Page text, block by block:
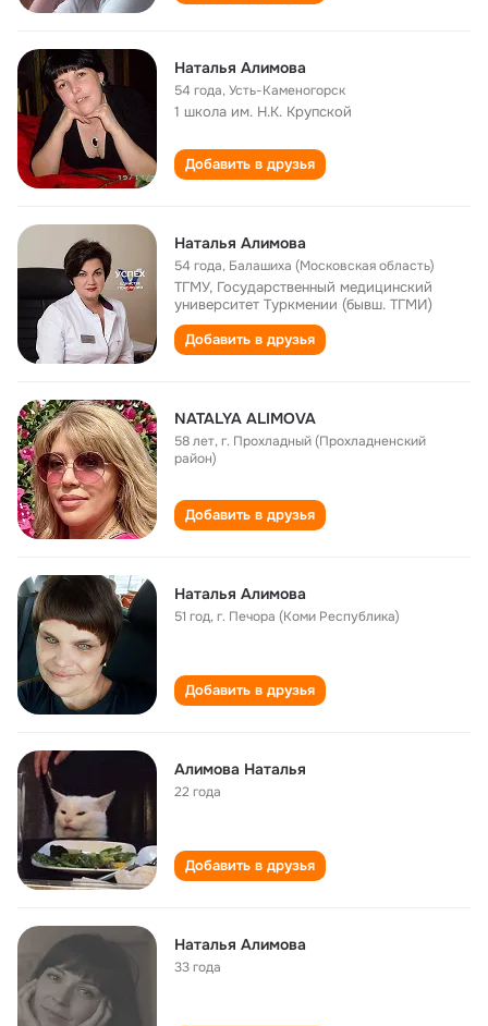
Наталья Алимова
54 года,Усть-Каменогорск
1 школа им. Н.К. Крупской
Добавить в друзья
Наталья Алимова
54 года, Балашиха (Московская область)
ТГМУ, Государственный медицинский
университет Туркмении (бывш. ТГМИ)
Добавить в друзья
NATALYA ALIMOVA
58 лет,г. Прохладный (Прохладненский
район)
Добавить в друзья
Наталья Алимова
51 год,г. Печора (Коми Республика)
Добавить в друзья
Алимова Наталья
22 года
Добавить в друзья
Наталья Алимова
33 года